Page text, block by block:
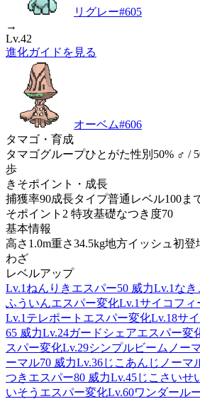
リグレー#605
→
Lv.42
進化ガイドを見る
オーベム#606
タマゴ・育成
タマゴグループひとがた性別 50% ♂ /
歩
きそポイント・成長
捕獲率90成長タイプ普通 レベル100ま
そポイント 2 特攻基礎なつき度70
基本情報
高さ 1.0m重さ34.5kg地方イッシュ 初登
わざ
レベルアップ
Lv.1 ねんりき エスパー50 威力Lv.1 なき
ふういんエスパー変化Lv.1サイコフィ
Lv.1 テレポート エスパー変化Lv.18サ
65 威力Lv.24ガードシェアエスパー変
スパー変化Lv.29シンプルビーム ノー
ーマル70 威力Lv.36じこあんじ ノーマ
つき エスパー80 威力Lv.45じこさいせ
いそう エスパー変化Lv.60ワンダール